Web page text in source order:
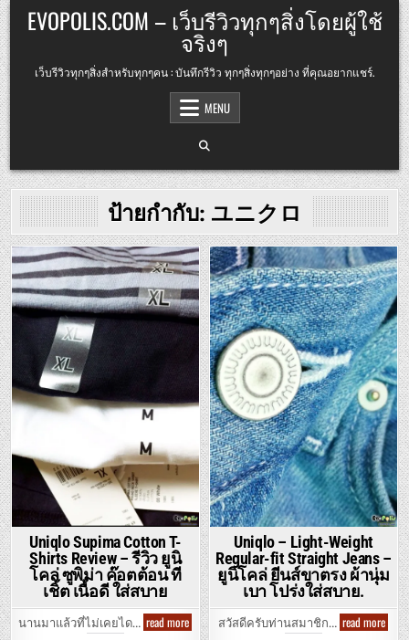
Skip
to
content
EVOPOLIS.COM – เว็บรีวิวทุกๆสิ่งโดยผู้ใช้
จริงๆ
เว็บรีวิวทุกๆสิ่งสำหรับทุกๆคน : บันทึกรีวิว ทุกๆสิ่งทุกๆอย่าง ที่คุณอยากแชร์.
MENU
ป้ายกำกับ: ユニクロ
Posted
in
Uniqlo Supima Cotton T-
Shirts Review – รีวิว ยูนิ
โคล่ ซูพิม่า ค๊อตต้อน ที
เชิ้ต เนื้อดี ใส่สบาย
นานมาแล้วที่ไม่เคยได… read moreUniqlo
Supima
Posted
in
Uniqlo – Light-Weight
Regular-fit Straight Jeans –
ยูนิโคล่ ยีนส์ขาตรง ผ้านุ่ม
เบา โปร่งใส่สบาย.
สวัสดีครับท่านสมาชิก… read more
–